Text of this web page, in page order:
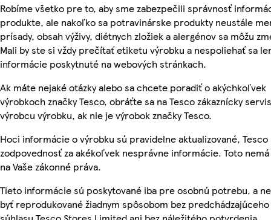
Robíme všetko pre to, aby sme zabezpečili správnosť
produkte, ale nakoľko sa potravinárske produkty neustále
prísady, obsah výživy, diétnych zložiek a alergénov sa môžu
Mali by ste si vždy prečítať etiketu výrobku a nespoliehať sa
informácie poskytnuté na webových stránkach.
Ak máte nejaké otázky alebo sa chcete poradiť o akýchkoľvek
výrobkoch značky Tesco, obráťte sa na Tesco zákaznícky
výrobcu výrobku, ak nie je výrobok značky Tesco.
Hoci informácie o výrobku sú pravidelne aktualizované, Tesco
zodpovednosť za akékoľvek nesprávne informácie. Toto
na Vaše zákonné práva.
Tieto informácie sú poskytované iba pre osobnú potrebu, a
byť reprodukované žiadnym spôsobom bez predchádzajúceho